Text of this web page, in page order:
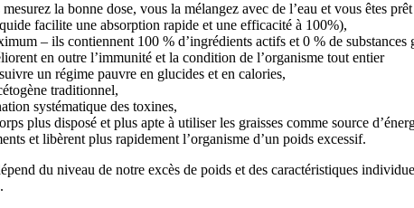
la bonne dose, vous la mélangez avec de l’eau et vous êtes
facilite une absorption rapide et une efficacité à 100%),
– ils contiennent 100 % d’ingrédients actifs et 0 % de substances
en outre l’immunité et la condition de l’organisme tout entier
un régime pauvre en glucides et en calories,
traditionnel,
systématique des toxines,
plus disposé et plus apte à utiliser les graisses comme source
et libèrent plus rapidement l’organisme d’un poids excessif.
du niveau de notre excès de poids et des caractéristiques